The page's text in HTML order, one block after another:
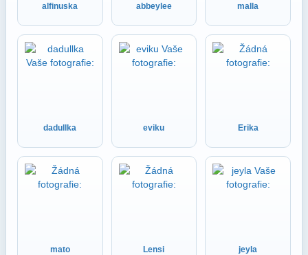
alfinuska abbeylee malla
dadullka eviku Erika
mato Lensi jeyla